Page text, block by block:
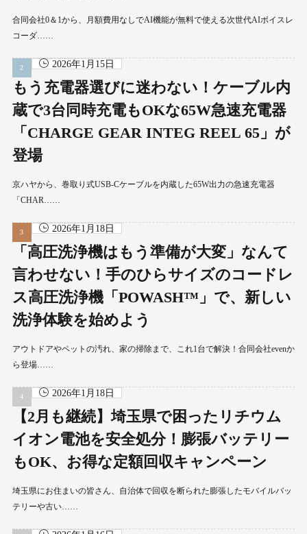
合同会社0＆1から、月額費用なしでAI機能が無料で使える次世代AIボイスレ
コーダ……
2026年1月15日
もう充電器選びに迷わない！ケーブル内
蔵で3台同時充電もOKな65W急速充電器
「CHARGE GEAR INTEG REEL 65」が
登場
京ハヤから、巻取り式USB-Cケーブルを内蔵した65W出力の急速充電器
「CHAR……
2026年1月18日
「高圧洗浄機はもう準備が大変」なんて
言わせない！手のひらサイズのコードレ
ス高圧洗浄機「POWASH™」で、新しい
洗浄体験を始めよう
アウトドアやペットの汚れ、家の掃除まで、これ1台で解決！合同会社evenか
ら登場……
2026年1月18日
【2月も継続】埼玉県で困ったリチウム
イオン電池を安全処分！膨張バッテリー
もOK、お得な定額回収キャンペーン
埼玉県にお住まいの皆さん、自治体で回収を断られた膨張したモバイルバッ
テリーや古い……